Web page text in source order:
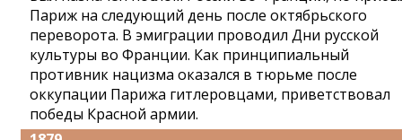
Париж на следующий день после октябрьского
переворота. В эмиграции проводил Дни русской
культуры во Франции. Как принципиальный
противник нацизма оказался в тюрьме после
оккупации Парижа гитлеровцами, приветствовал
победы Красной армии.